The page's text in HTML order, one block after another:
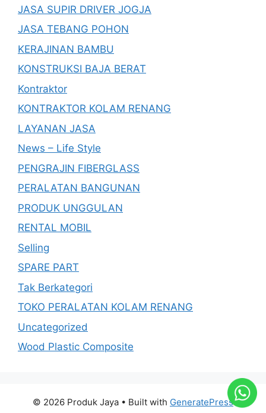
JASA SUPIR DRIVER JOGJA
JASA TEBANG POHON
KERAJINAN BAMBU
KONSTRUKSI BAJA BERAT
Kontraktor
KONTRAKTOR KOLAM RENANG
LAYANAN JASA
News – Life Style
PENGRAJIN FIBERGLASS
PERALATAN BANGUNAN
PRODUK UNGGULAN
RENTAL MOBIL
Selling
SPARE PART
Tak Berkategori
TOKO PERALATAN KOLAM RENANG
Uncategorized
Wood Plastic Composite
© 2026 Produk Jaya • Built with GeneratePress